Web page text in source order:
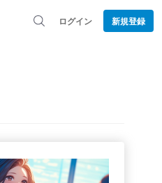
ログイン 新規登録